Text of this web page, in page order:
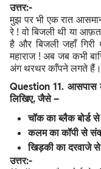
उत्तर:-
मुझ पर भी एक रात
रे ! वो बिजली थी या
है और बिजली जहाँ
महाराज ! अब जब कभी
अंग थरथर काँपने लगते हैं।
Question 11. आसपास
लिखिए, जैसे –
चॉक का ब्लैक बोर्ड
कलम का कॉपी से
खिड़की का दरवाजे
उत्तर:-